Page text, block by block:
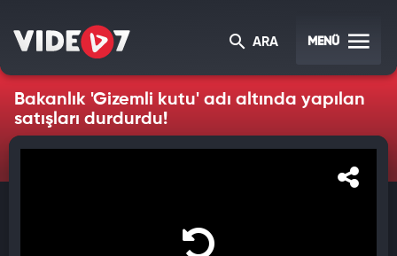
ARA MENÜ
Bakanlık 'Gizemli kutu' adı altında yapılan
satışları durdurdu!